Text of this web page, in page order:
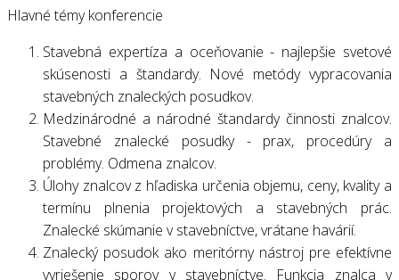
Hlavné témy konferencie
Stavebná expertíza a oceňovanie - najlepšie svetové
skúsenosti a štandardy. Nové metódy vypracovania
stavebných znaleckých posudkov.
Medzinárodné a národné štandardy činnosti znalcov.
Stavebné znalecké posudky - prax, procedúry a
problémy. Odmena znalcov.
Úlohy znalcov z hľadiska určenia objemu, ceny, kvality a
termínu plnenia projektových a stavebných prác.
Znalecké skúmanie v stavebníctve, vrátane havárií.
Znalecký posudok ako meritórny nástroj pre efektívne
vyriešenie sporov v stavebníctve. Funkcia znalca v